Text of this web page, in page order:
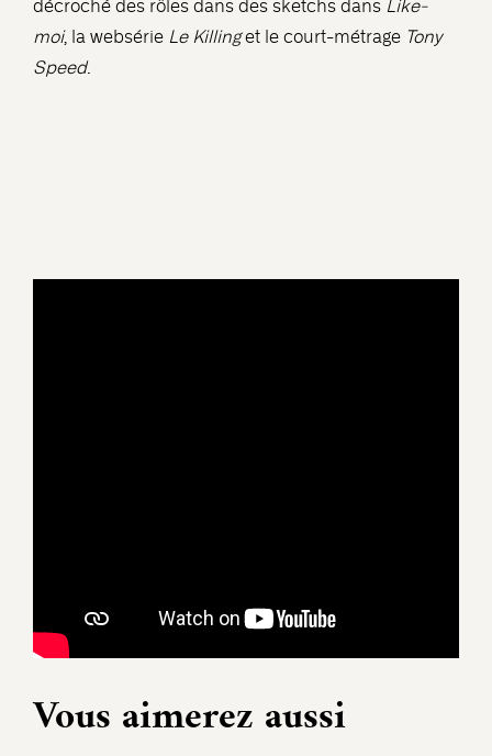
décroché des rôles dans des sketchs dans Like-
moi, la websérie Le Killinget le court-métrage Tony
Speed.
Vous aimerez aussi